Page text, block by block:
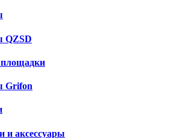
QZSD
Grifon
аксессуары